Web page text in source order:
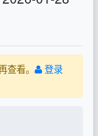
看。
登录